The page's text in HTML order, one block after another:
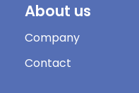
About us
Company
Contact